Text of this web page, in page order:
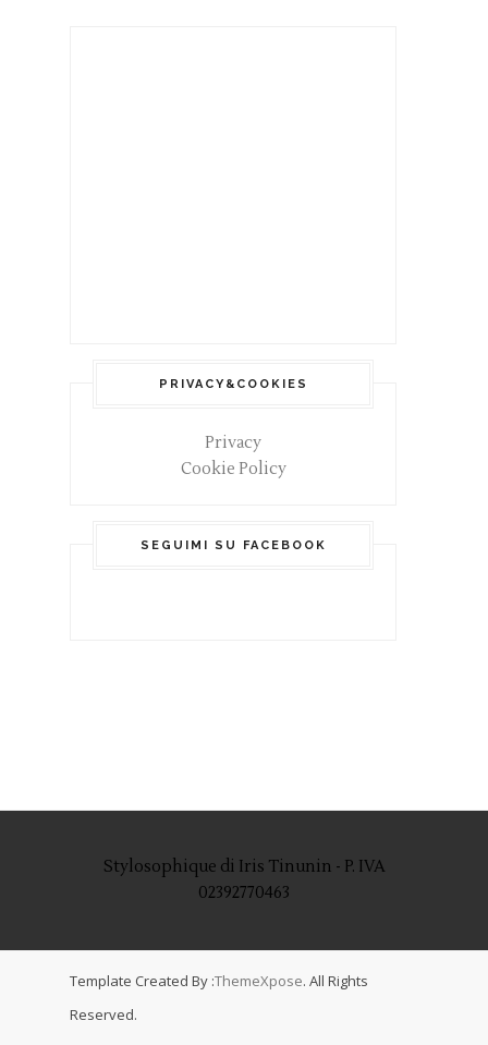
PRIVACY&COOKIES
Privacy
Cookie Policy
SEGUIMI SU FACEBOOK
Stylosophique di Iris Tinunin - P. IVA
02392770463
Template Created By :ThemeXpose. All Rights
Reserved.